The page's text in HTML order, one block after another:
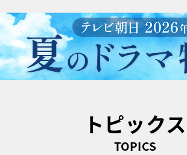
トピックス
TOPICS